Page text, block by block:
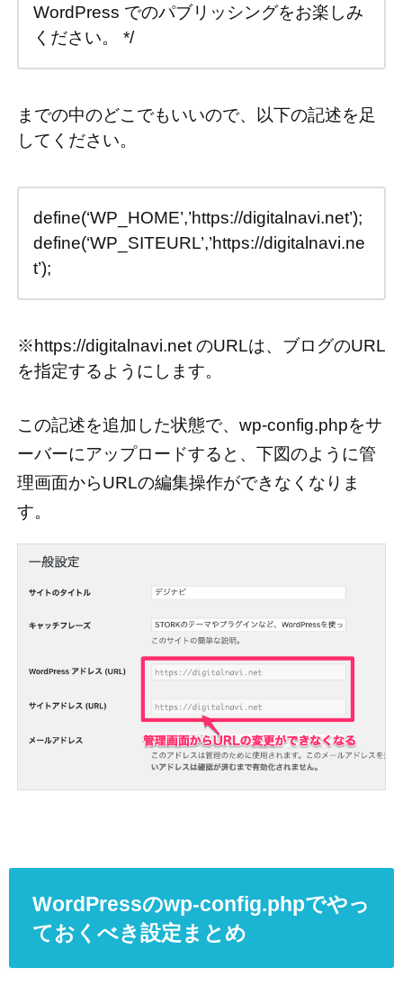
WordPress でのパブリッシングをお楽しみ
ください。 */
までの中のどこでもいいので、以下の記述を足
してください。
define(‘WP_HOME’,’https://digitalnavi.net’);
define(‘WP_SITEURL’,’https://digitalnavi.ne
t’);
※https://digitalnavi.net のURLは、ブログのURL
を指定するようにします。
この記述を追加した状態で、wp-config.phpをサ
ーバーにアップロードすると、下図のように管
理画面からURLの編集操作ができなくなりま
す。
WordPressのwp-config.phpでやっ
ておくべき設定まとめ